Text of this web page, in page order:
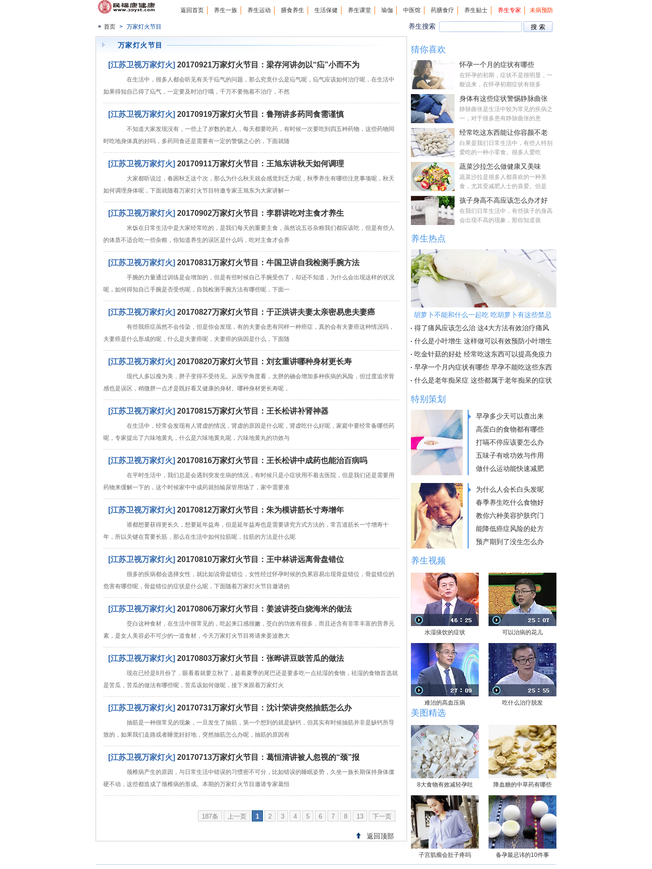
返回首页 养生一族 养生运动 膳食养生 生活保健 养生课堂 瑜伽 中医馆 药膳食疗 养生贴士 养生专家 未病预防
养生搜索
首页 > 万家灯火节目
万家灯火节目
[江苏卫视万家灯火] 20170921万家灯火节目：梁存河讲勿以“疝”小而不为
在生活中，很多人都会听见有关于疝气的问题，那么究竟什么是疝气呢，疝气应该如何治疗呢，在生活中
如果得知自己得了疝气，一定要及时治疗哦，千万不要拖着不治疗，不然
[江苏卫视万家灯火] 20170919万家灯火节目：鲁翔讲多药同食需谨慎
不知道大家发现没有，一些上了岁数的老人，每天都要吃药，有时候一次要吃到四五种药物，这些药物同
时吃地身体真的好吗，多药同食还是需要有一定的警惕之心的，下面就随
[江苏卫视万家灯火] 20170911万家灯火节目：王旭东讲秋天如何调理
大家都听说过，春困秋乏这个次，那么为什么秋天就会感觉到乏力呢，秋季养生有哪些注意事项呢，秋天
如何调理身体呢，下面就随着万家灯火节目特邀专家王旭东为大家讲解一
[江苏卫视万家灯火] 20170902万家灯火节目：李群讲吃对主食才养生
米饭在日常生活中是大家经常吃的，是我们每天的重要主食，虽然说五谷杂粮我们都应该吃，但是有些人
的体质不适合吃一些杂粮，你知道养生的误区是什么吗，吃对主食才会养
[江苏卫视万家灯火] 20170831万家灯火节目：牛国卫讲自我检测手腕方法
手腕的力量通过训练是会增加的，但是有些时候自己手腕受伤了，却还不知道，为什么会出现这样的状况
呢，如何得知自己手腕是否受伤呢，自我检测手腕方法有哪些呢，下面一
[江苏卫视万家灯火] 20170827万家灯火节目：于正洪讲夫妻太亲密易患夫妻癌
有些我癌症虽然不会传染，但是你会发现，有的夫妻会患有同样一种癌症，真的会有夫妻癌这种情况吗，
夫妻癌是什么形成的呢，什么是夫妻癌呢，夫妻癌的病因是什么，下面随
[江苏卫视万家灯火] 20170820万家灯火节目：刘玄重讲哪种身材更长寿
现代人多以瘦为美，胖子变得不受待见。从医学角度看，太胖的确会增加多种疾病的风险，但过度追求骨
感也是误区，稍微胖一点才是既好看又健康的身材。哪种身材更长寿呢，
[江苏卫视万家灯火] 20170815万家灯火节目：王长松讲补肾神器
在生活中，经常会发现有人肾虚的情况，肾虚的原因是什么呢，肾虚吃什么好呢，家庭中要经常备哪些药
呢，专家提出了六味地黄丸，什么是六味地黄丸呢，六味地黄丸的功效与
[江苏卫视万家灯火] 20170816万家灯火节目：王长松讲中成药也能治百病吗
在平时生活中，我们总是会遇到突发生病的情况，有时候只是小症状用不着去医院，但是我们还是需要用
药物来缓解一下的，这个时候家中中成药就拍输尿管用场了，家中需要准
[江苏卫视万家灯火] 20170812万家灯火节目：朱为模讲筋长寸寿增年
谁都想要获得更长久，想要延年益寿，但是延年益寿也是需要讲究方式方法的，常言道筋长一寸增寿十
年，所以关键在育要长筋，那么在生活中如何拉筋呢，拉筋的方法是什么呢
[江苏卫视万家灯火] 20170810万家灯火节目：王中林讲远离骨盘错位
很多的疾病都会选择女性，就比如说骨盆错位，女性经过怀孕时候的负累容易出现骨盆错位，骨盆错位的
危害有哪些呢，骨盆错位的症状是什么呢，下面随着万家灯火节目邀请的
[江苏卫视万家灯火] 20170806万家灯火节目：姜波讲茭白烧海米的做法
茭白这种食材，在生活中很常见的，吃起来口感很嫩，茭白的功效有很多，而且还含有非常丰富的营养元
素，是女人美容必不可少的一道食材，今天万家灯火节目将请来姜波教大
[江苏卫视万家灯火] 20170803万家灯火节目：张晔讲豆豉苦瓜的做法
现在已经是8月份了，眼看着就要立秋了，趁着夏季的尾巴还是要多吃一点祛湿的食物，祛湿的食物首选就
是苦瓜，苦瓜的做法有哪些呢，苦瓜该如何做呢，接下来跟着万家灯火
[江苏卫视万家灯火] 20170731万家灯火节目：沈计荣讲突然抽筋怎么办
抽筋是一种很常见的现象，一旦发生了抽筋，第一个想到的就是缺钙，但其实有时候抽筋并非是缺钙所导
致的，如果我们走路或者睡觉好好地，突然抽筋怎么办呢，抽筋的原因有
[江苏卫视万家灯火] 20170713万家灯火节目：葛恒清讲被人忽视的“颈”报
颈椎病产生的原因，与日常生活中错误的习惯密不可分，比如错误的睡眠姿势，久坐一族长期保持身体僵
硬不动，这些都造成了颈椎病的形成。本期的万家灯火节目邀请专家葛恒
187条 上一页 1 2 3 4 5 6 7 8 13 下一页
返回顶部
猜你喜欢
怀孕一个月的症状有哪些
在怀孕的初期，症状不是很明显，一
般说来，在怀孕初期症状有很多
身体有这些症状警惕静脉曲张
静脉曲张是生活中较为常见的疾病之
一，对于很多患有静脉曲张的患
经常吃这东西能让你容颜不老
白果是我们日常生活中，有些人特别
爱吃的一种小零食。很多人爱吃
蔬菜沙拉怎么做健康又美味
蔬菜沙拉是很多人都喜欢的一种美
食，尤其受减肥人士的喜爱。但是
孩子身高不高应该怎么办才好
在我们日常生活中，有些孩子的身高
会出现不高的现象，那你知道孩
养生热点
胡萝卜不能和什么一起吃 吃胡萝卜有这些禁忌
得了痛风应该怎么治 这4大方法有效治疗痛风
什么是小叶增生 这样做可以有效预防小叶增生
吃金针菇的好处 经常吃这东西可以提高免疫力
早孕一个月内症状有哪些 早孕不能吃这些东西
什么是老年痴呆症 这些都属于老年痴呆的症状
特别策划
早孕多少天可以查出来
高蛋白的食物都有哪些
打嗝不停应该要怎么办
五味子有啥功效与作用
做什么运动能快速减肥
为什么人会长白头发呢
春季养生吃什么食物好
教你六种美容护肤窍门
能降低癌症风险的处方
预产期到了没生怎么办
养生视频
水湿痰饮的症状 可以治病的花儿
难治的高血压病 吃什么治疗脱发
美图精选
8大食物有效减轻孕吐 降血糖的中草药有哪些
子宫肌瘤会肚子疼吗 备孕最忌讳的10件事